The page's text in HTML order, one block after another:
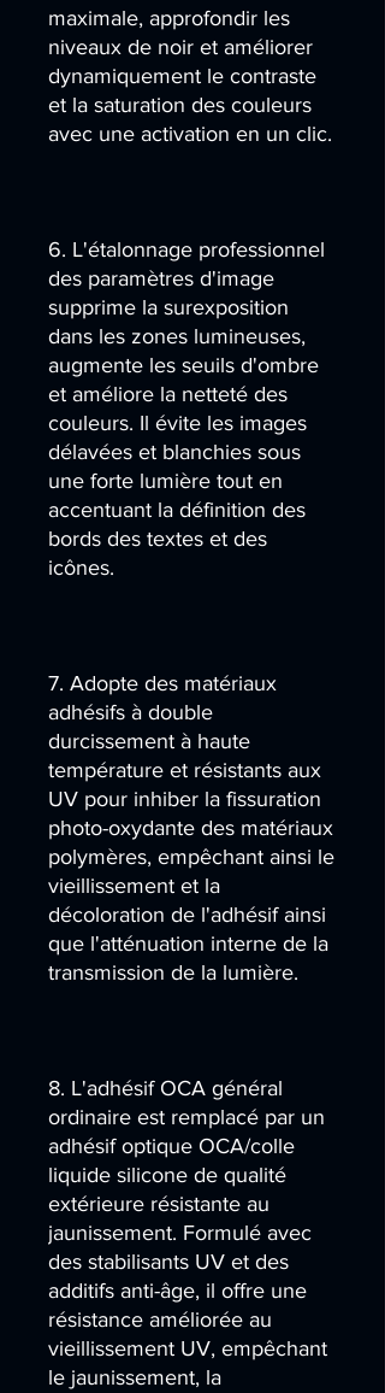
maximale, approfondir les
niveaux de noir et améliorer
dynamiquement le contraste
et la saturation des couleurs
avec une activation en un clic.
6. L'étalonnage professionnel
des paramètres d'image
supprime la surexposition
dans les zones lumineuses,
augmente les seuils d'ombre
et améliore la netteté des
couleurs. Il évite les images
délavées et blanchies sous
une forte lumière tout en
accentuant la définition des
bords des textes et des
icônes.
7. Adopte des matériaux
adhésifs à double
durcissement à haute
température et résistants aux
UV pour inhiber la fissuration
photo-oxydante des matériaux
polymères, empêchant ainsi le
vieillissement et la
décoloration de l'adhésif ainsi
que l'atténuation interne de la
transmission de la lumière.
8. L'adhésif OCA général
ordinaire est remplacé par un
adhésif optique OCA/colle
liquide silicone de qualité
extérieure résistante au
jaunissement. Formulé avec
des stabilisants UV et des
additifs anti-âge, il offre une
résistance améliorée au
vieillissement UV, empêchant
le jaunissement, la